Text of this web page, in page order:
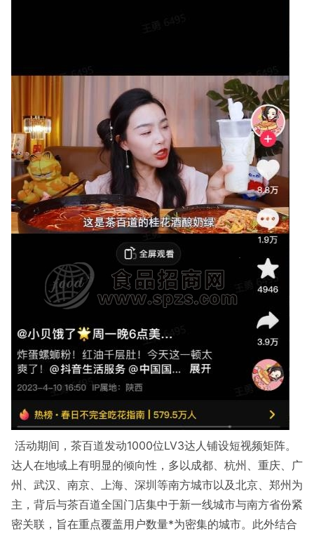
活动期间，茶百道发动1000位LV3达人铺设短视频矩阵。
达人在地域上有明显的倾向性，多以成都、杭州、重庆、广
州、武汉、南京、上海、深圳等南方城市以及北京、郑州为
主，背后与茶百道全国门店集中于新一线城市与南方省份紧
密关联，旨在重点覆盖用户数量*为密集的城市。此外结合